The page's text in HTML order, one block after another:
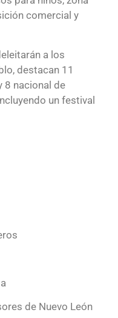
comercial y
a los
destacan 11
8 nacional de
un festival
de Nuevo León